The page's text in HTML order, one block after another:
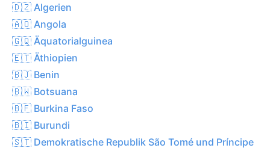
🇩🇿 Algerien
🇦🇴 Angola
🇬🇶 Äquatorialguinea
🇪🇹 Äthiopien
🇧🇯 Benin
🇧🇼 Botsuana
🇧🇫 Burkina Faso
🇧🇮 Burundi
🇸🇹 Demokratische Republik São Tomé und Príncipe